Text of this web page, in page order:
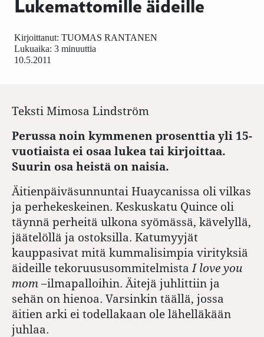
Lukemattomille äideille
10.5.2011
Kirjoittanut: TUOMAS RANTANEN
Lukuaika: 3 minuuttia
Teksti Mimosa Lindström
Perussa noin kymmenen prosenttia yli 15-
vuotiaista ei osaa lukea tai kirjoittaa.
Suurin osa heistä on naisia.
Äitienpäiväsunnuntai Huaycanissa oli vilkas
ja perhekeskeinen. Keskuskatu Quince oli
täynnä perheitä ulkona syömässä, kävelyllä,
jäätelöllä ja ostoksilla. Katumyyjät
kauppasivat mitä kummalisimpia virityksiä
äideille tekoruususommitelmistaI love you
mom –ilmapalloihin. Äitejä juhlittiin ja
sehän on hienoa. Varsinkin täällä, jossa
äitien arki ei todellakaan ole lähelläkään
juhlaa.